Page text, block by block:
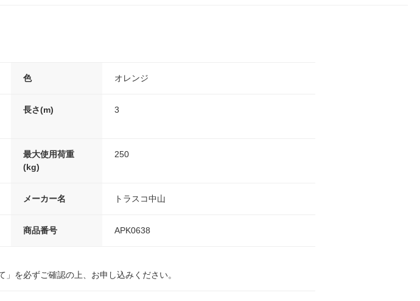
色 オレンジ
長さ(m) 3
最大使用荷重
(kg)
250
メーカー名 トラスコ中山
商品番号 APK0638
を必ずご確認の上、お申し込みください。